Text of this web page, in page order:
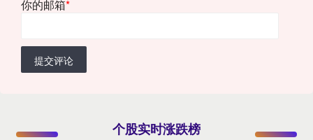
你的邮箱*
提交评论
个股实时涨跌榜